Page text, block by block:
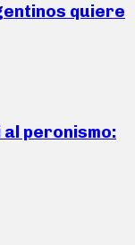
quiere
al peronismo: